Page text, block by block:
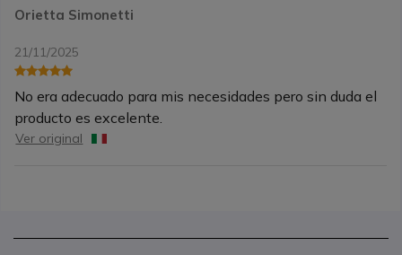
Orietta Simonetti
21/11/2025
No era adecuado para mis necesidades pero sin duda el
producto es excelente.
Ver original